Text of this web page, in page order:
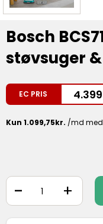
Bosch
støvsuger
EC PRIS 4.399
+
-